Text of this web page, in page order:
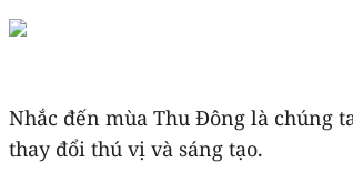
Nhắc đến mùa Thu Đông là chúng
thay đổi thú vị và sáng tạo.